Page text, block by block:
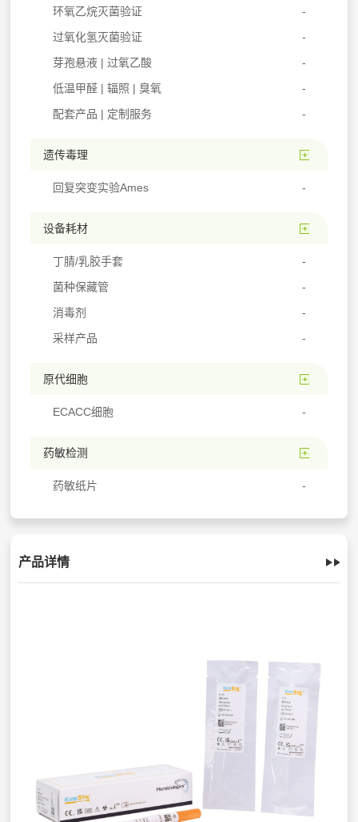
环氧乙烷灭菌验证
过氧化氢灭菌验证
芽孢悬液 | 过氧乙酸
低温甲醛 | 辐照 | 臭氧
配套产品 | 定制服务
遗传毒理
回复突变实验Ames
设备耗材
丁腈/乳胶手套
菌种保藏管
消毒剂
采样产品
原代细胞
ECACC细胞
药敏检测
药敏纸片
产品详情